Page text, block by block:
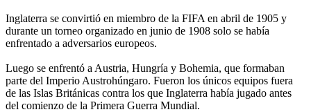
Inglaterra se convirtió en miembro de la FIFA en abril de 1905 y
durante un torneo organizado en junio de 1908 solo se había
enfrentado a adversarios europeos.
Luego se enfrentó a Austria, Hungría y Bohemia, que formaban
parte del Imperio Austrohúngaro. Fueron los únicos equipos fuera
de las Islas Británicas contra los que Inglaterra había jugado antes
del comienzo de la Primera Guerra Mundial.